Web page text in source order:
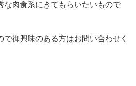
な肉食系にきてもらいたいもので
で御興味のある方はお問い合わせく